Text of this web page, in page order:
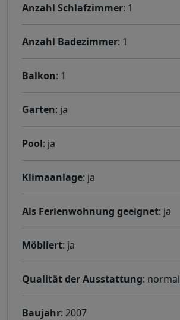
Anzahl Schlafzimmer: 1
Anzahl Badezimmer: 1
Balkon: 1
Garten: ja
Pool: ja
Klimaanlage: ja
Als Ferienwohnung geeignet: ja
Möbliert: ja
Qualität der Ausstattung: normal
Baujahr: 2007